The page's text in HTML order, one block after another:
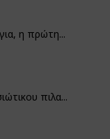
η πρώτη...
πιλα...